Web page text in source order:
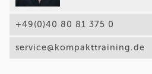
+49(0)40 80 81 375 0
service@kompakttraining.de